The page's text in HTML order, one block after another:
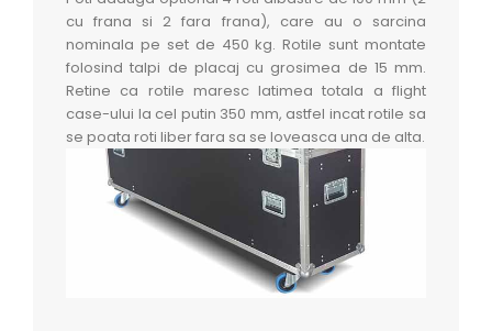
cu frana si 2 fara frana), care au o sarcina
nominala pe set de 450 kg. Rotile sunt montate
folosind talpi de placaj cu grosimea de 15 mm.
Retine ca rotile maresc latimea totala a flight
case-ului la cel putin 350 mm, astfel incat rotile sa
se poata roti liber fara sa se loveasca una de alta.